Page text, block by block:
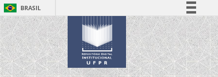
BRASIL
Simplifique!
Comunica BR
Participe
Acesso à informação